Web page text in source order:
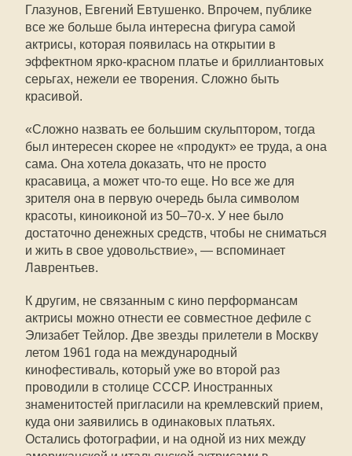
Глазунов, Евгений Евтушенко. Впрочем, публике
все же больше была интересна фигура самой
актрисы, которая появилась на открытии в
эффектном ярко-красном платье и бриллиантовых
серьгах, нежели ее творения. Сложно быть
красивой.
«Сложно назвать ее большим скульптором, тогда
был интересен скорее не «продукт» ее труда, а она
сама. Она хотела доказать, что не просто
красавица, а может что-то еще. Но все же для
зрителя она в первую очередь была символом
красоты, киноиконой из 50–70-х. У нее было
достаточно денежных средств, чтобы не сниматься
и жить в свое удовольствие», — вспоминает
Лаврентьев.
К другим, не связанным с кино перформансам
актрисы можно отнести ее совместное дефиле с
Элизабет Тейлор. Две звезды прилетели в Москву
летом 1961 года на международный
кинофестиваль, который уже во второй раз
проводили в столице СССР. Иностранных
знаменитостей пригласили на кремлевский прием,
куда они заявились в одинаковых платьях.
Остались фотографии, и на одной из них между